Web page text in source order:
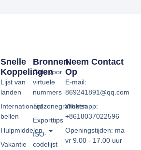
Bronnen
Gids voor
virtuele
nummers
Tijdzonegrafieken
Exporttips
ISO-
codelijst
Snelle
Koppelingen
Lijst van
landen
Internationaal
bellen
Hulpmiddelen
Vakantie
Neem Contact
Op
E-mail:
869241891@qq.com
Whatsapp:
+8618037022596
Openingstijden: ma-
vr 9.00 - 17.00 uur